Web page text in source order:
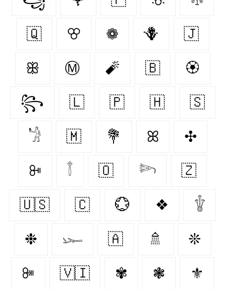
🇶‌ ꕢ ❁ 🪻 🇯‌
ꕥ Ⓜ 🧨 🇧‌ 🏵
꧂ 🇱‌ 🇵‌ 🇭‌ 🇸‌
𓁋 🇲‌ 💐 ꕤ ✣
ꔻ 𓇕 🇴‌ 𓆸 🇿‌
🇺🇸 🇨‌ 💮 ❖ 𓇚
❉ 𓆱 🇦‌ 🚿 ❊
ꔼ 🇻🇮 ✾ ❃ ⚜️